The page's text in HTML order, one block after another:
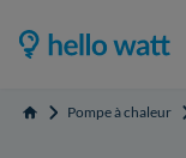
Accueil Pompe à chaleur